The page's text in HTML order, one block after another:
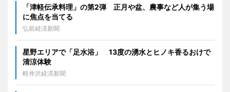
「津軽伝承料理」の第2弾 正月や盆、農事など人が集う場
に焦点を当てる
弘前経済新聞
星野エリアで「足水浴」 13度の湧水とヒノキ香るおけで
清涼体験
軽井沢経済新聞